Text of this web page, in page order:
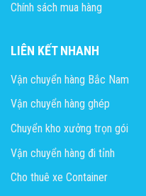
Chính sách mua hàng
LIÊN KẾT NHANH
Vận chuyển hàng Bắc Nam
Vận chuyển hàng ghép
Chuyển kho xưởng trọn gói
Vận chuyển hàng đi tỉnh
Cho thuê xe Container